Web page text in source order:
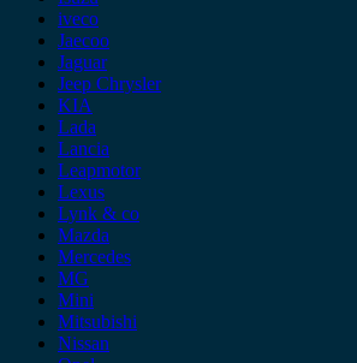
iveco
Jaecoo
Jaguar
Jeep Chrysler
KIA
Lada
Lancia
Leapmotor
Lexus
Lynk & co
Mazda
Mercedes
MG
Mini
Mitsubishi
Nissan